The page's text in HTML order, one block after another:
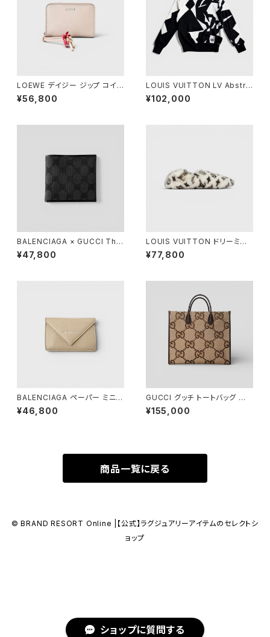
ショップに質問する
LOEWE デイジー ジップ コイン
パース ピンク
¥56,800
LOUIS VUITTON LV Abstra
ct Houndstooth Knit Wool
Black White M
¥102,000
BALENCIAGA × GUCCI The
Hacker Project Compact W
allet Black
¥47,800
LOUIS VUITTON ドリーミー
ライン ローファー 38
¥77,800
BALENCIAGA ペーパー ミニ
ウォレット ベージュ
¥46,800
GUCCI グッチ トートバッグ ジャ
ンボGG キャンバス 678839
¥155,000
商品一覧に戻る
© BRAND RESORT Online |【公式】ラグジュアリーアイテムのセレクトシ
ョップ